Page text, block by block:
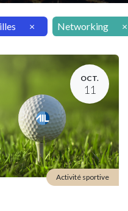
× Networking ×
OCT.
11
Activité sportive